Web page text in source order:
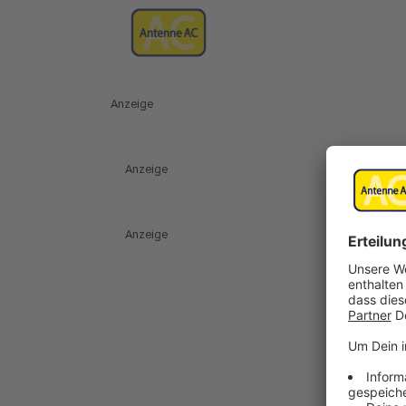
Anzeige
Anzeige
Anzeige